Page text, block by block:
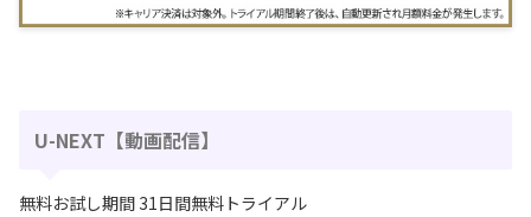
U-NEXT【動画配信】
無料お試し期間 31日間無料トライアル